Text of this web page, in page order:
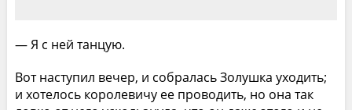
— Я с ней танцую.
Вот наступил вечер, и собралась Золушка уходить;
и хотелось королевичу ее проводить, но она так